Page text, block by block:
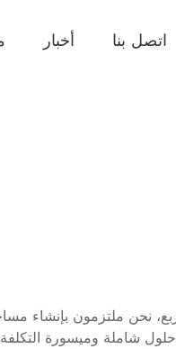
أخبار اتصل بنا
تغطي أكثر من 8000 متر مربع،
حلول شاملة وميسورة